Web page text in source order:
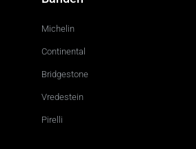
Michelin
Continental
Bridgestone
Vredestein
Pirelli